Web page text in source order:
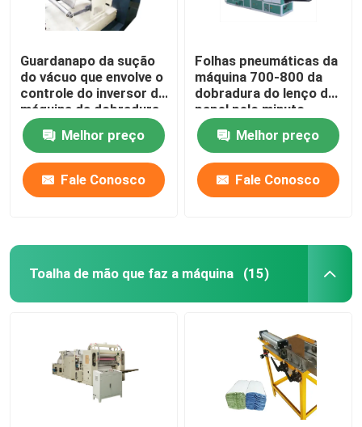
Guardanapo da sução
do vácuo que envolve o
controle do inversor da
máquina da dobradura
do tecido facial
Melhor preço
Fale Conosco
Folhas pneumáticas da
máquina 700-800 da
dobradura do lenço de
papel pelo minuto
Melhor preço
Fale Conosco
Toalha de mão que faz a máquina (15)